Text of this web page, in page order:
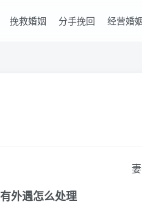
挽救婚姻 分手挽回 经营婚
外遇怎么处理